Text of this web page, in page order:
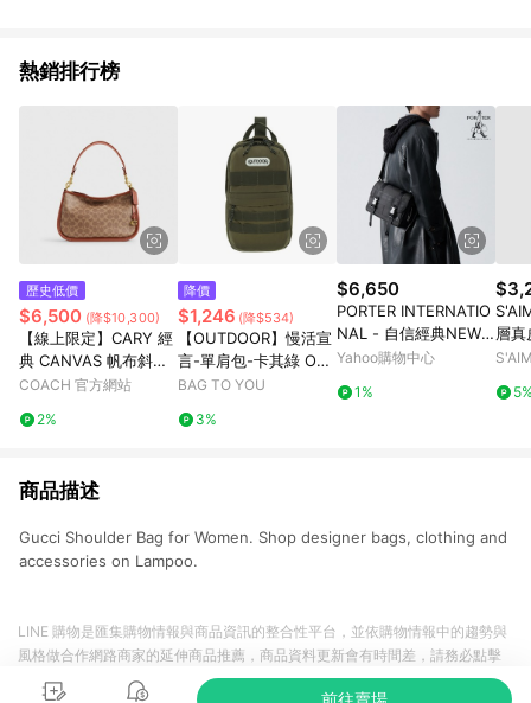
熱銷排行榜
歷史低價
$6,500 (降$10,300)
【線上限定】CARY 經
典 CANVAS 帆布斜背
手袋
COACH 官方網站
2%
降價
$1,246 (降$534)
【OUTDOOR】慢活宣
言-單肩包-卡其綠 OD2
33316KI
BAG TO YOU
3%
$6,650
PORTER INTERNATIO
NAL - 自信經典NEW
HEAT斜背包 - 全黑
Yahoo購物中心
1%
層
商品描述
Gucci Shoulder Bag for Women. Shop designer bags, clothing and
accessories on Lampoo.
前往賣場
LINE 購物是匯集購物情報與商品資訊的整合性平台，並依購物情報中的趨勢與
風格做合作網路商家的延伸商品推薦，商品資料更新會有時間差，請務必點擊
商品至各合作網路商家，確認現售價與購物條件，一切資訊以合作廠商網頁為